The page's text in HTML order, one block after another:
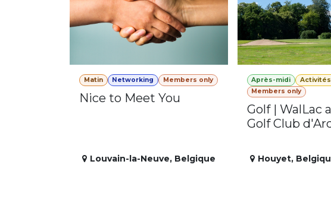
Matin Networking Members only
Nice to Meet You
Louvain-la-Neuve, Belgique
Après-midi
Members only
Golf | WalLac
Golf Club
Houyet,